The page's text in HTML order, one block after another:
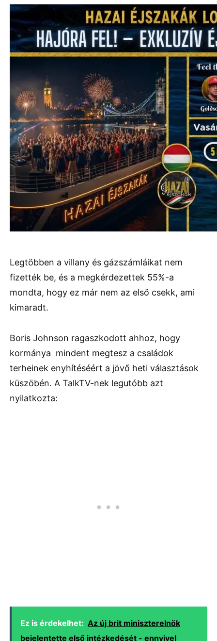
Legtöbben a villany és gázszámláikat nem
fizették be, és a megkérdezettek 55%-a
mondta, hogy ez már nem az első csekk, ami
kimaradt.
Boris Johnson ragaszkodott ahhoz, hogy
kormánya mindent megtesz a családok
terheinek enyhítéséért a jövő heti választások
küszöbén. A TalkTV-nek legutóbb azt
nyilatkozta:
Ez is érdekelhet: Az új brit miniszterelnök
bejelentette első intézkedését - ennyivel